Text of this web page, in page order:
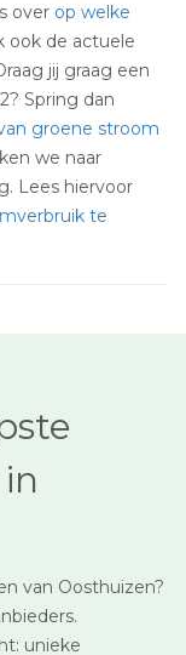
over op welke
ook de actuele
jij graag een
Spring dan
groene stroom
we naar
Lees hiervoor
te
van Oosthuizen?
unieke